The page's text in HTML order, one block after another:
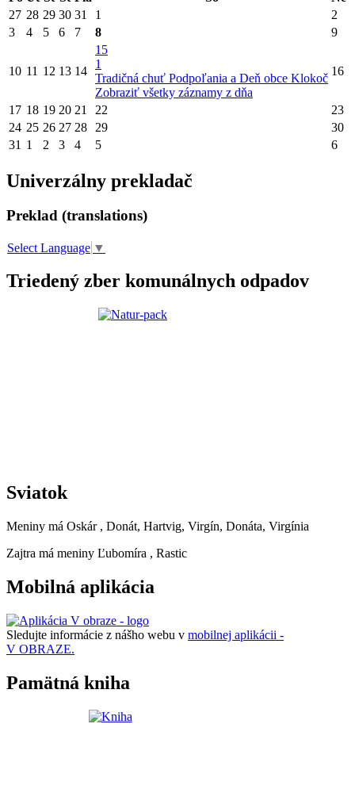
27 28 29 30 31 1
2
3
4 5 6 7 8 9
10 11 12 13 14
15
1
Tradičná chuť Podpoľania a Deň obce Klokoč
Zobraziť všetky záznamy z dňa
16
17 18 19 20 21 22
23
24 25 26 27 28 29
30
31 1 2 3 4 5 6
Univerzálny prekladač
Preklad (translations)
Select Language ▼
Triedený zber komunálnych odpadov
Sviatok
Meniny má Oskár , Donát, Hartvig, Virgín, Donáta, Virgínia
Zajtra má meniny Ľubomíra , Rastic
Mobilná aplikácia
Sledujte informácie z nášho webu v mobilnej aplikácii -
V OBRAZE.
Pamätná kniha